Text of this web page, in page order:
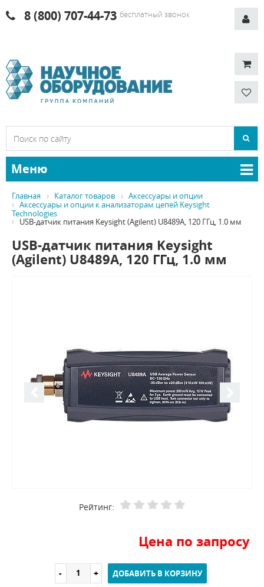
8 (800) 707-44-73 бесплатный звонок
Меню
Главная Каталог товаров
Аксессуары и опции
Аксессуары и опции к анализаторам цепей Keysight
Technologies
USB-датчик питания Keysight (Agilent) U8489A, 120 ГГц, 1.0 мм
USB-датчик питания Keysight
(Agilent) U8489A, 120 ГГц, 1.0 мм
Рейтинг:
Цена по запросу
ДОБАВИТЬ В КОРЗИНУ